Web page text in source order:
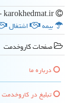
بیمه
اشتغال
صفحات كاروخدمت
درباره ما
تبلیغ در كاروخدمت